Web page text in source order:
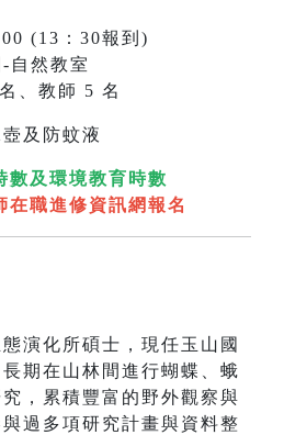
(13：30報到)
自然教室
、教師 5 名
及防蚊液
及環境教育時數
職進修資訊網報名
演化所碩士，現任玉山國
期在山林間進行蝴蝶、蛾
，累積豐富的野外觀察與
過多項研究計畫與資料整